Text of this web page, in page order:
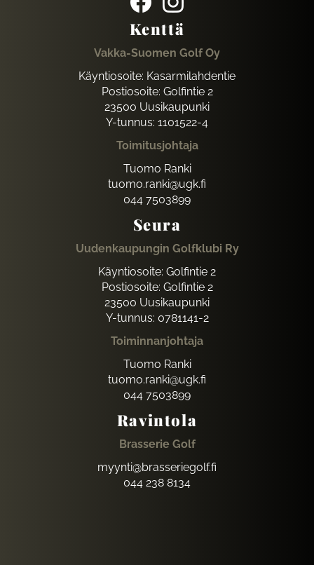
Kenttä
Vakka-Suomen Golf Oy
Käyntiosoite: Kasarmilahdentie
Postiosoite: Golfintie 2
23500 Uusikaupunki
Y-tunnus: 1101522-4
Toimitusjohtaja
Tuomo Ranki
tuomo.ranki@ugk.fi
044 7503899
Seura
Uudenkaupungin Golfklubi Ry
Käyntiosoite: Golfintie 2
Postiosoite: Golfintie 2
23500 Uusikaupunki
Y-tunnus: 0781141-2
Toiminnanjohtaja
Tuomo Ranki
tuomo.ranki@ugk.fi
044 7503899
Ravintola
Brasserie Golf
myynti@brasseriegolf.fi
044 238 8134